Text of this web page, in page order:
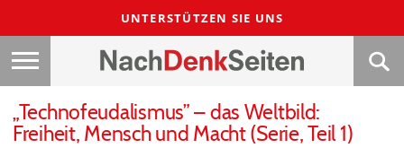
UNTERSTÜTZEN SIE UNS
„Technofeudalismus” – das Weltbild:
Freiheit, Mensch und Macht (Serie, Teil 1)